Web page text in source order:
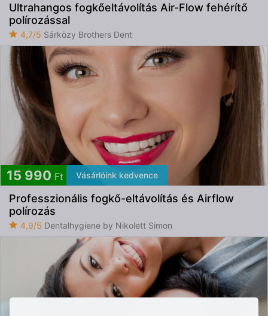
Ultrahangos fogkőeltávolítás Air-Flow fehérítő
polírozással
4,7/5 Sárközy Brothers Dent
15 990 Ft Vásárlóink kedvence
Professzionális fogkő-eltávolítás és Airflow
polírozás
4,9/5 Dentalhygiene by Nikolett Simon